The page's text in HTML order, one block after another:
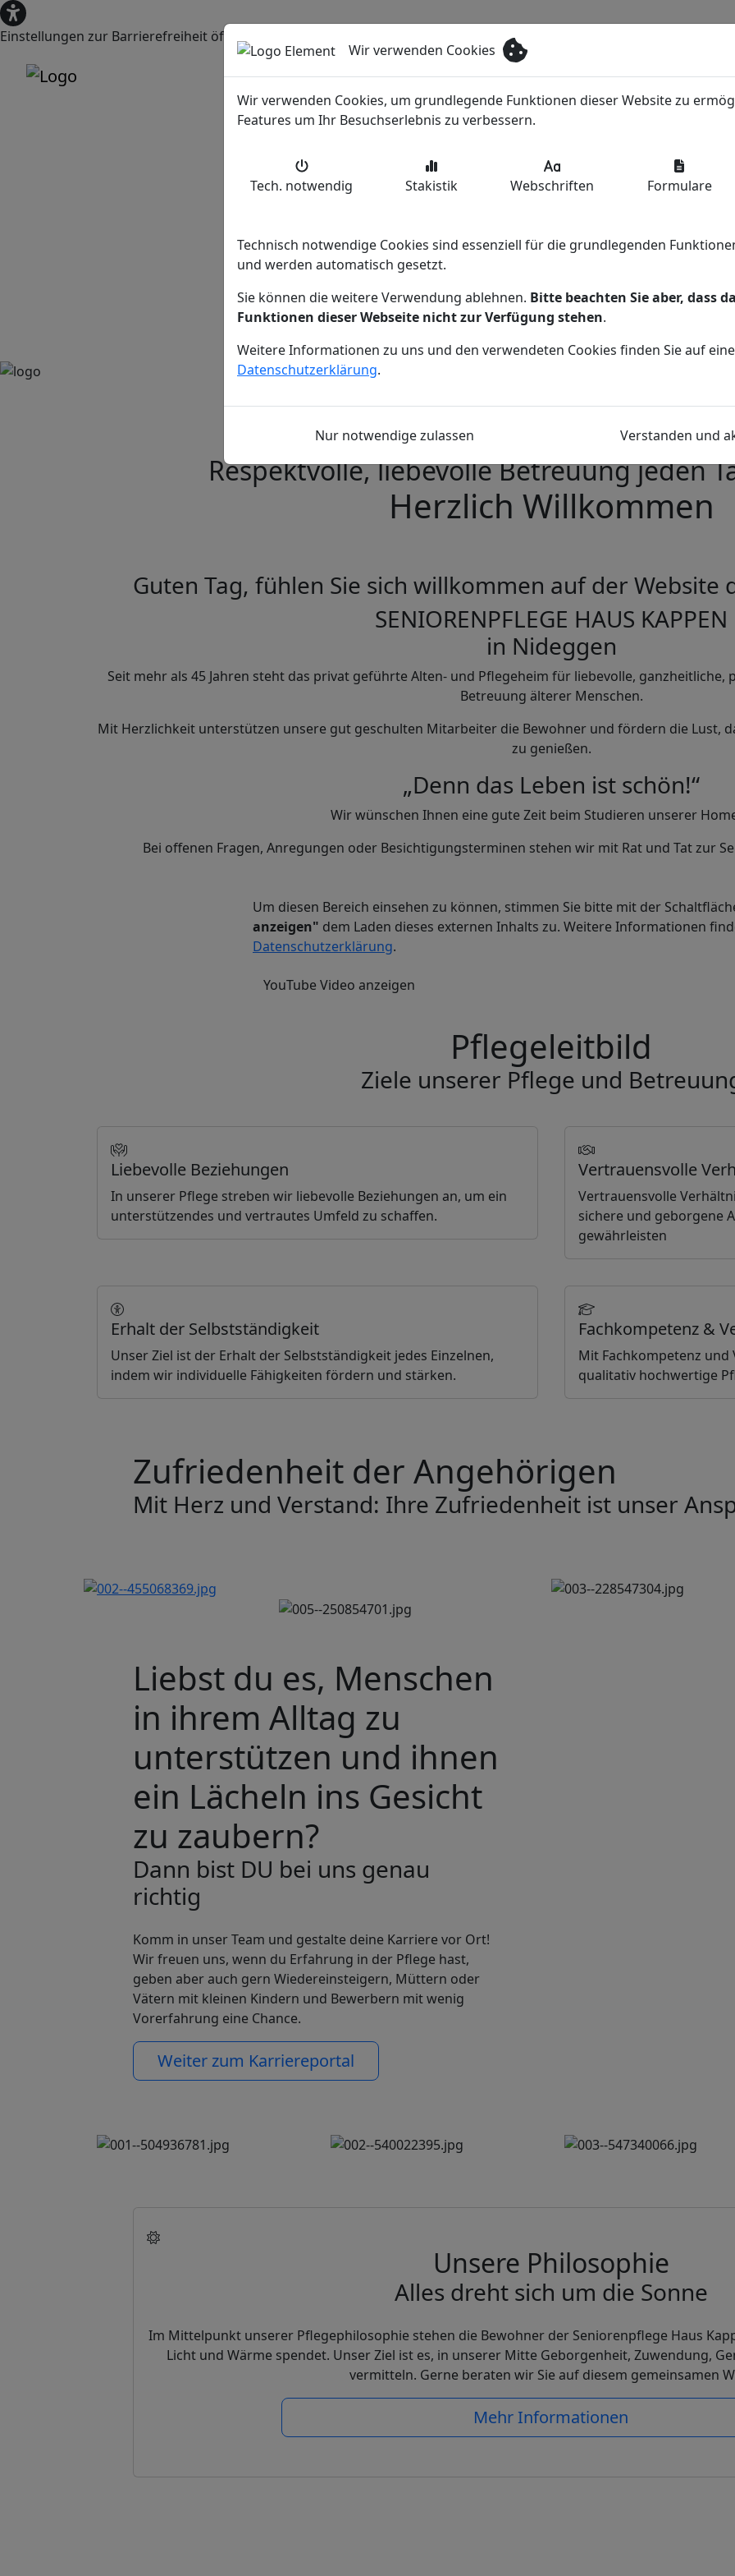
Einstellungen zur Barrierefreiheit öffnen
Respektvolle, liebevolle Betreuung jeden
Herzlich Willkommen
Guten Tag, fühlen Sie sich willkommen auf der Website
SENIORENPFLEGE HAUS KAPPEN
in Nideggen
Seit mehr als 45 Jahren steht das privat geführte Alten- und Pflegeheim für liebevolle,
Betreuung älterer Menschen.
Mit Herzlichkeit unterstützen unsere gut geschulten Mitarbeiter die Bewohner und fördern die Lust,
zu genießen.
„Denn das Leben ist schön!“
Wir wünschen Ihnen eine gute Zeit beim Studieren unserer
Bei offenen Fragen, Anregungen oder Besichtigungsterminen stehen wir mit Rat und Tat zur
Um diesen Bereich einsehen zu können, stimmen Sie bitte mit der
anzeigen" dem Laden dieses externen Inhalts zu. Weitere Informationen
Datenschutzerklärung.
YouTube Video anzeigen
Pflegeleitbild
Ziele unserer Pflege und
Liebevolle Beziehungen
In unserer Pflege streben wir liebevolle Beziehungen an, um ein
unterstützendes und vertrautes Umfeld zu schaffen.
Vertrauensvolle
Vertrauensvolle
sichere und geborgene
gewährleisten
Erhalt der Selbstständigkeit
Unser Ziel ist der Erhalt der Selbstständigkeit jedes Einzelnen,
indem wir individuelle Fähigkeiten fördern und stärken.
Fachkompetenz &
Mit Fachkompetenz
qualitativ hochwertige
Zufriedenheit der Angehörigen
Mit Herz und Verstand: Ihre Zufriedenheit ist unser
Liebst du es, Menschen
in ihrem Alltag zu
unterstützen und ihnen
ein Lächeln ins Gesicht
zu zaubern?
Dann bist DU bei uns genau
richtig
Komm in unser Team und gestalte deine Karriere vor Ort!
Wir freuen uns, wenn du Erfahrung in der Pflege hast,
geben aber auch gern Wiedereinsteigern, Müttern oder
Vätern mit kleinen Kindern und Bewerbern mit wenig
Vorerfahrung eine Chance.
Weiter zum Karriereportal
Unsere Philosophie
Alles dreht sich um die Sonne
Im Mittelpunkt unserer Pflegephilosophie stehen die Bewohner der Seniorenpflege Haus
Licht und Wärme spendet. Unser Ziel ist es, in unserer Mitte Geborgenheit, Zuwendung,
vermitteln. Gerne beraten wir Sie auf diesem gemeinsamen
Mehr Informationen
Wir verwenden Cookies
Wir verwenden Cookies, um grundlegende Funktionen dieser Website zu
Features um Ihr Besuchserlebnis zu verbessern.
Tech. notwendig Stakistik Webschriften Formulare
Technisch notwendige Cookies sind essenziell für die grundlegenden
und werden automatisch gesetzt.
Sie können die weitere Verwendung ablehnen. Bitte beachten Sie aber, dass
Funktionen dieser Webseite nicht zur Verfügung stehen.
Weitere Informationen zu uns und den verwendeten Cookies finden Sie auf
Datenschutzerklärung.
Nur notwendige zulassen Verstanden und